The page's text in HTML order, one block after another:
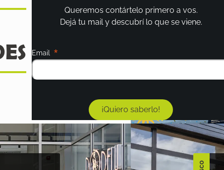
Todos los Rodelu
Queremos contártelo primero a vos.
Dejá tu mail y descubrí lo que se viene.
Email
¡Quiero saberlo!